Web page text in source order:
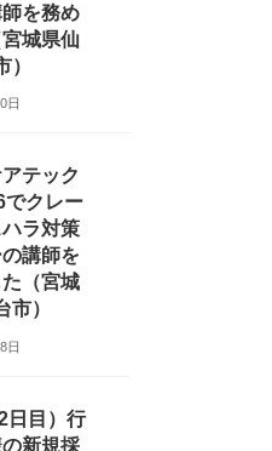
を務め
城県仙
）
日
テック
でクレー
ラ対策
講師を
（宮城
市）
日
目）行
新規採